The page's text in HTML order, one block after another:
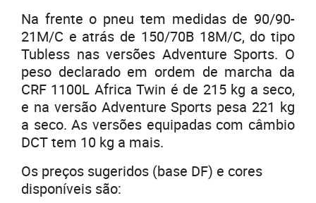
Na frente o pneu tem medidas de 90/90-
21M/C e atrás de 150/70B 18M/C, do tipo
Tubless nas versões Adventure Sports. O
peso declarado em ordem de marcha da
CRF 1100L Africa Twin é de 215 kg a seco,
e na versão Adventure Sports pesa 221 kg
a seco. As versões equipadas com câmbio
DCT tem 10 kg a mais.
Os preços sugeridos (base DF) e cores
disponíveis são: